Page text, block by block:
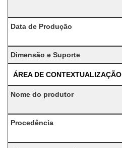
Data de Produção
Dimensão e Suporte
ÁREA DE CONTEXTUALIZAÇÃO
Nome do produtor
Procedência